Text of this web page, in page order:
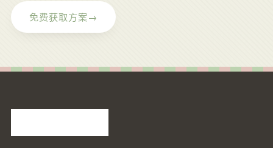
免费获取方案→